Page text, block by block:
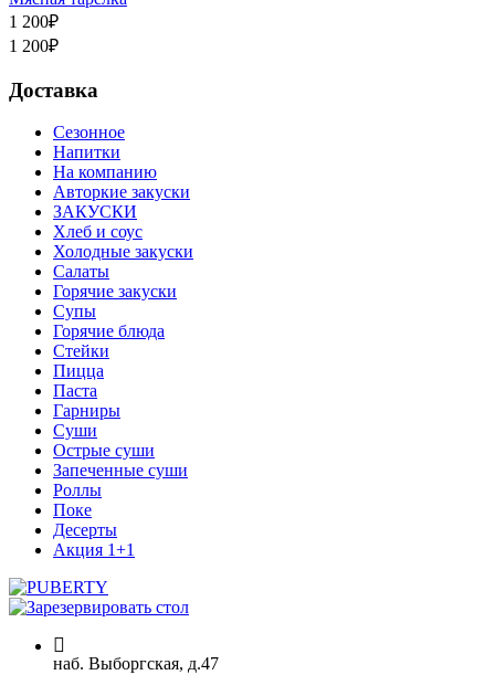
1 200₽
1 200₽
Доставка
Сезонное
Напитки
На компанию
Авторкие закуски
ЗАКУСКИ
Хлеб и соус
Холодные закуски
Салаты
Горячие закуски
Супы
Горячие блюда
Стейки
Пицца
Паста
Гарниры
Суши
Острые суши
Запеченные суши
Роллы
Поке
Десерты
Акция 1+1
наб. Выборгская, д.47